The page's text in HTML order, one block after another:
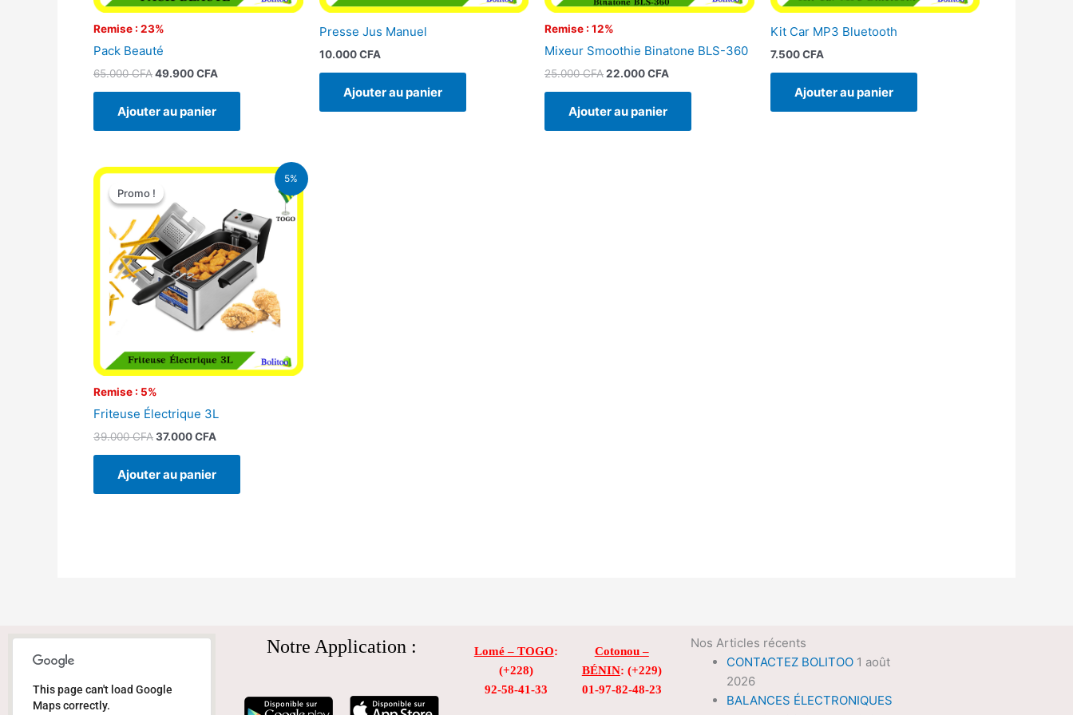
Remise : 23%
Pack Beauté
65.000CFA49.900CFA
Ajouter au panier
Presse Jus Manuel
10.000CFA
Ajouter au panier
Remise : 12%
Mixeur Smoothie Binatone BLS-360
25.000CFA22.000CFA
Ajouter au panier
Kit Car MP3 Bluetooth
7.500CFA
Ajouter au panier
5%
Promo !
Remise : 5%
Promo !
Friteuse Électrique 3L
39.000CFA
Le
initial
était :
39.000 CFA.
37.000CFA
Le
est :
37.000 CFA.
Ajouter au panier
This page can't load Google
Maps correctly.
Notre Application : Lomé – TOGO:
(+228)
92-58-41-33
Cotonou –
BÉNIN: (+229)
01-97-82-48-23
Nos Articles récents
CONTACTEZ BOLITOO 1 août
2026
BALANCES ÉLECTRONIQUES